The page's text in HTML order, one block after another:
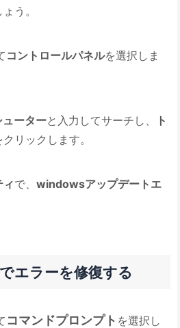
う。
コントロールパネルを選択しま
ューターと入力してサーチし、
ト
クリックします。
で、windowsアップデートエ
エラーを修復する
コマンドプロンプト を選択し